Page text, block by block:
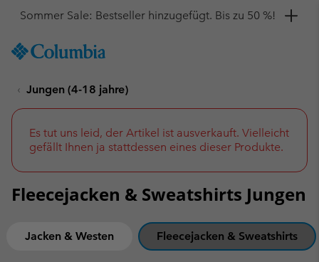
TO
SKIP
NAV
SKIP
TO
SEARCH
Hol dir einen 10 %-Gutschein
Jungen (4-18 jahre)
Es tut uns leid, der Artikel ist ausverkauft. Vielleicht
gefällt Ihnen ja stattdessen eines dieser Produkte.
Fleecejacken & Sweatshirts Jungen
Jacken & Westen Fleecejacken & Sweatshirts